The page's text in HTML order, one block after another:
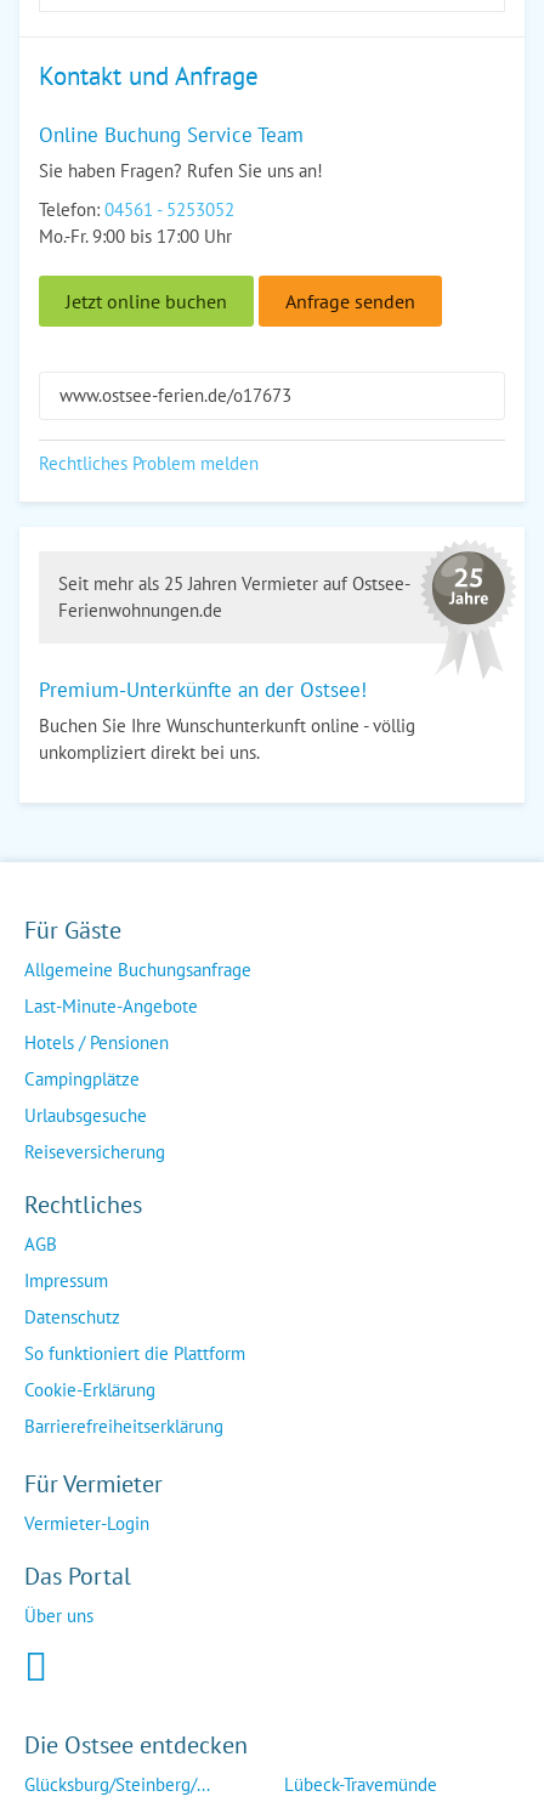
Kontakt und Anfrage
Online Buchung Service Team
Sie haben Fragen? Rufen Sie uns an!
Telefon: 04561 - 5253052
Mo.-Fr. 9:00 bis 17:00 Uhr
Jetzt online buchen Anfrage senden
www.ostsee-ferien.de/o17673
Rechtliches Problem melden
Seit mehr als 25 Jahren Vermieter auf Ostsee-
Ferienwohnungen.de
Premium-Unterkünfte an der Ostsee!
Buchen Sie Ihre Wunschunterkunft online - völlig
unkompliziert direkt bei uns.
Für Gäste
Allgemeine Buchungsanfrage
Last-Minute-Angebote
Hotels / Pensionen
Campingplätze
Urlaubsgesuche
Reiseversicherung
Rechtliches
AGB
Impressum
Datenschutz
So funktioniert die Plattform
Cookie-Erklärung
Barrierefreiheitserklärung
Für Vermieter
Vermieter-Login
Das Portal
Über uns
Die Ostsee entdecken
Glücksburg/Steinberg/... Lübeck-Travemünde